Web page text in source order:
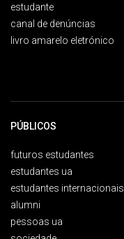
estudante
canal de denúncias
livro amarelo eletrónico
PÚBLICOS
futuros estudantes
estudantes ua
estudantes internacionais
alumni
pessoas ua